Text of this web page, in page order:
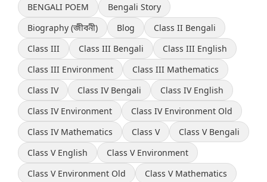
BENGALI POEM
Bengali Story
Biography (জীবনী)
Blog
Class II Bengali
Class III
Class III Bengali
Class III English
Class III Environment
Class III Mathematics
Class IV
Class IV Bengali
Class IV English
Class IV Environment
Class IV Environment Old
Class IV Mathematics
Class V
Class V Bengali
Class V English
Class V Environment
Class V Environment Old
Class V Mathematics